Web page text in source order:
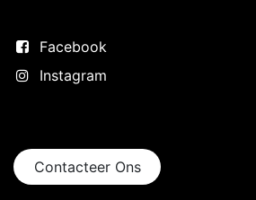
Facebook
Instagram
Contacteer Ons